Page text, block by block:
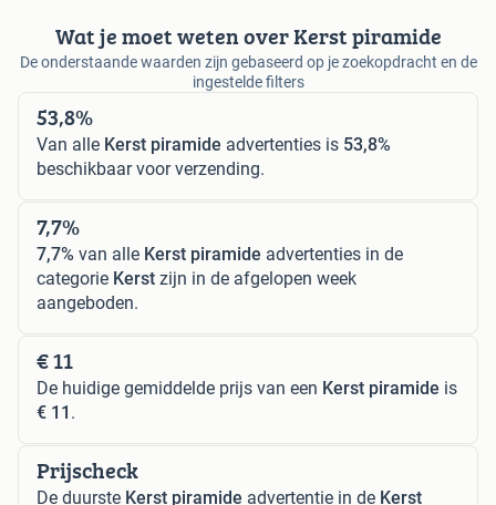
Wat je moet weten over Kerst piramide
De onderstaande waarden zijn gebaseerd op je zoekopdracht en de
ingestelde filters
53,8%
Van alle Kerst piramide advertenties is 53,8%
beschikbaar voor verzending.
7,7%
7,7% van alle Kerst piramide advertenties in de
categorie Kerst zijn in de afgelopen week
aangeboden.
€ 11
De huidige gemiddelde prijs van een Kerst piramide is
€ 11 .
Prijscheck
De duurste Kerst piramide advertentie in de Kerst